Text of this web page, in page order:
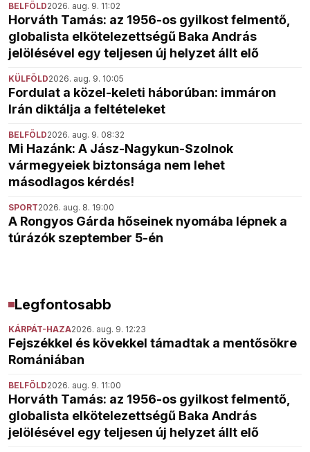
BELFÖLD2026. aug. 9. 11:02
Horváth Tamás: az 1956-os gyilkost felmentő,
globalista elkötelezettségű Baka András
jelölésével egy teljesen új helyzet állt elő
KÜLFÖLD2026. aug. 9. 10:05
Fordulat a közel-keleti háborúban: immáron
Irán diktálja a feltételeket
BELFÖLD2026. aug. 9. 08:32
Mi Hazánk: A Jász-Nagykun-Szolnok
vármegyeiek biztonsága nem lehet
másodlagos kérdés!
SPORT2026. aug. 8. 19:00
A Rongyos Gárda hőseinek nyomába lépnek a
túrázók szeptember 5-én
Legfontosabb
KÁRPÁT-HAZA2026. aug. 9. 12:23
Fejszékkel és kövekkel támadtak a mentősökre
Romániában
BELFÖLD2026. aug. 9. 11:00
Horváth Tamás: az 1956-os gyilkost felmentő,
globalista elkötelezettségű Baka András
jelölésével egy teljesen új helyzet állt elő